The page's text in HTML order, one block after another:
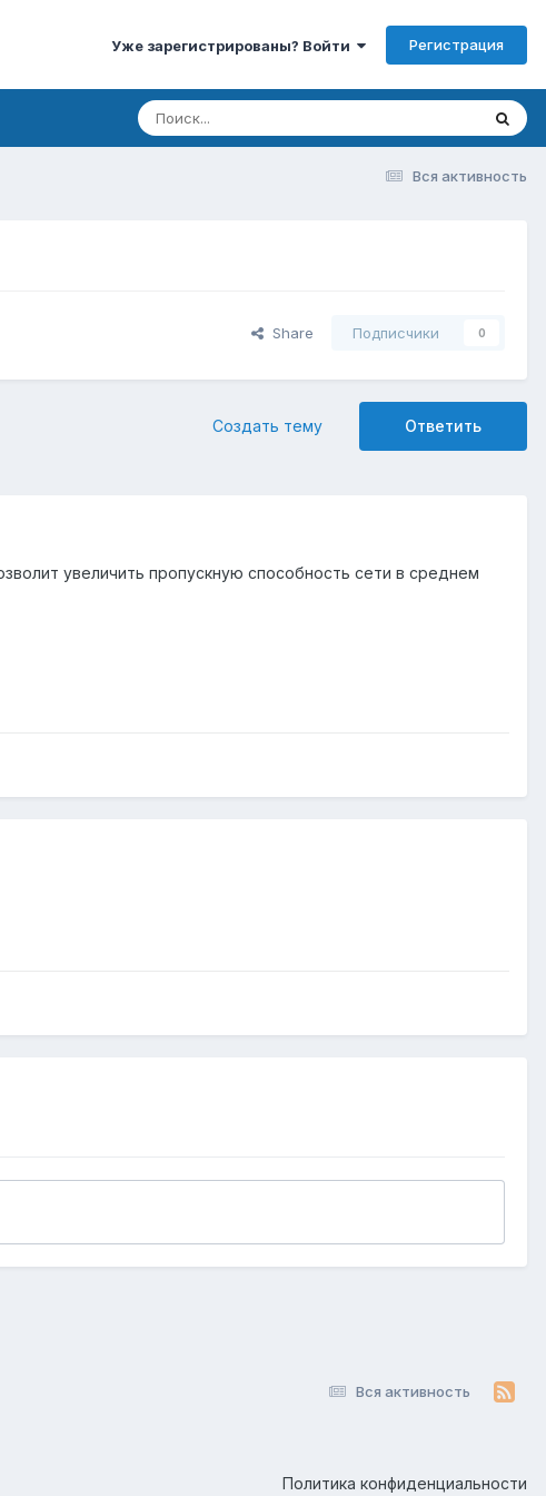
Уже зарегистрированы? Войти Регистрация
Вся активность
Share Подписчики 0
Ответить
Создать тему
увеличить пропускную способность сети в среднем
Вся активность
Политика конфиденциальности